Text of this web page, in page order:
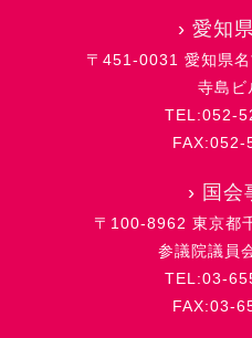
› 愛知
〒451-0031 愛知県
寺島ビ
TEL:052-
FAX:052-
› 国会
〒100-8962 東京都
参議院議員
TEL:03-
FAX:03-